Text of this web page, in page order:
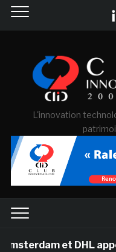
L'innovation
et DHL